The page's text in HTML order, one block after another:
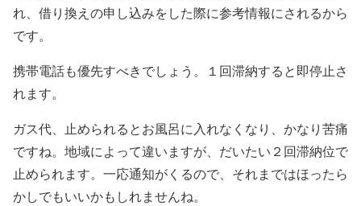
れ、借り換えの申し込みをした際に参考情報にされるから
です。
携帯電話も優先すべきでしょう。１回滞納すると即停止さ
れます。
ガス代、止められるとお風呂に入れなくなり、かなり苦痛
ですね。地域によって違いますが、だいたい２回滞納位で
止められます。一応通知がくるので、それまではほったら
かしでもいいかもしれませんね。